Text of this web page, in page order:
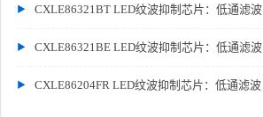
CXLE86321BT LED纹波抑制芯片：低通滤波
CXLE86321BE LED纹波抑制芯片：低通滤波
CXLE86204FR LED纹波抑制芯片：低通滤波